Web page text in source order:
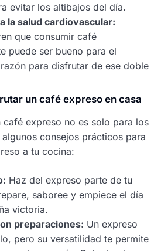
evitar los altibajos del día.
la salud cardiovascular:
que consumir café
puede ser bueno para el
para disfrutar de ese doble
un café expreso en casa
café expreso no es solo para los
consejos prácticos para
a tu cocina:
Haz del expreso parte de tu
saboree y empiece el día
victoria.
preparaciones: Un expreso
pero su versatilidad te permite